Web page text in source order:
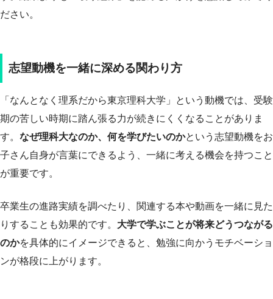
ださい。
志望動機を一緒に深める関わり方
「なんとなく理系だから東京理科大学」という動機では、受験
期の苦しい時期に踏ん張る力が続きにくくなることがありま
す。 なぜ理科大なのか、何を学びたいのかという志望動機をお
子さん自身が言葉にできるよう、一緒に考える機会を持つこと
が重要です。
卒業生の進路実績を調べたり、関連する本や動画を一緒に見た
りすることも効果的です。 大学で学ぶことが将来どうつながる
のかを具体的にイメージできると、勉強に向かうモチベーショ
ンが格段に上がります。